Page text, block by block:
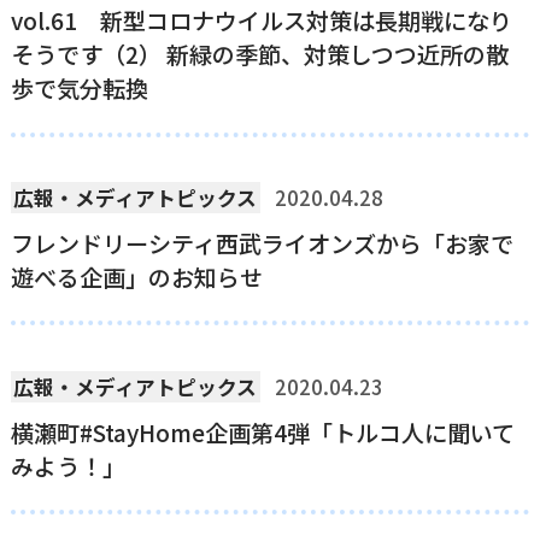
入学／転入学
障がいのある方
高齢者の方
引っ越し／移住・定住
おくやみ
国民健康保険 マイナンバー
横瀬のふるさと納税
横瀬町の観光
小児科オンライン
手続きガイド
施設・文化 事業者の方向け
横瀬町のこと 広報・メディア
横瀬町役場
TEL 0494-25-0111（代表）
（土曜、日曜、祝日、年末年始を覗く）
窓口案内 トップページ
vol.61 新型コロナウイルス対策は長期戦になり
そうです（2） 新緑の季節、対策しつつ近所の散
歩で気分転換
広報・メディアトピックス 2020.04.28
フレンドリーシティ西武ライオンズから「お家で
遊べる企画」のお知らせ
広報・メディアトピックス 2020.04.23
横瀬町#StayHome企画第4弾「トルコ人に聞いて
みよう！」